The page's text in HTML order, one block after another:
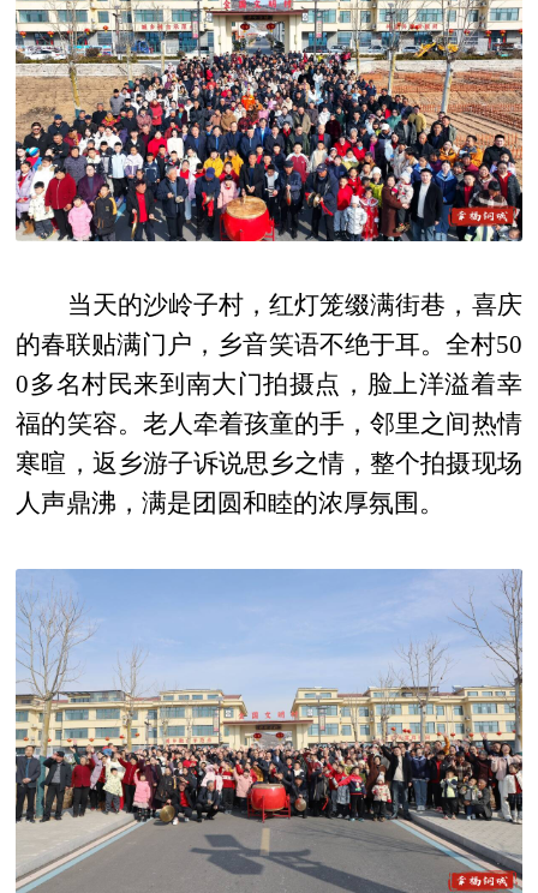
当天的沙岭子村，红灯笼缀满街巷，喜庆
的春联贴满门户，乡音笑语不绝于耳。全村50
0多名村民来到南大门拍摄点，脸上洋溢着幸
福的笑容。老人牵着孩童的手，邻里之间热情
寒暄，返乡游子诉说思乡之情，整个拍摄现场
人声鼎沸，满是团圆和睦的浓厚氛围。